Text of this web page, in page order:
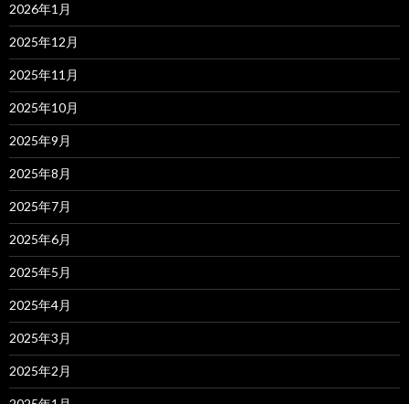
2026年1月
2025年12月
2025年11月
2025年10月
2025年9月
2025年8月
2025年7月
2025年6月
2025年5月
2025年4月
2025年3月
2025年2月